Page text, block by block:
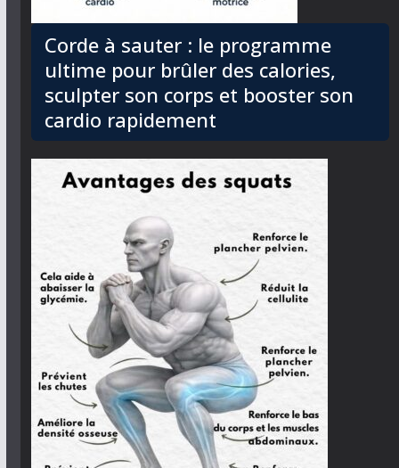
Corde à sauter : le programme
ultime pour brûler des calories,
sculpter son corps et booster son
cardio rapidement